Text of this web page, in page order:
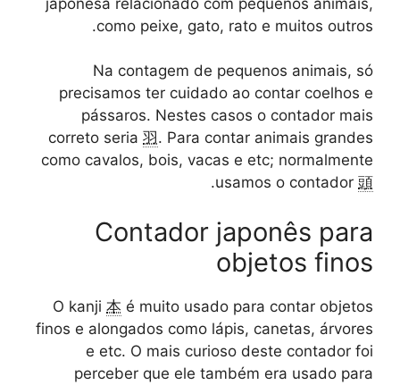
como peixe, gato, rato e muitos outros.
Na contagem de pequenos animais, só
precisamos ter cuidado ao contar coelhos e
pássaros. Nestes casos o contador mais
correto seria羽 . Para contar animais grandes
como cavalos, bois, vacas e etc; normalmente
usamos o contador頭
.
Contador japonês para
objetos finos
O kanji本é muito usado para contar objetos
finos e alongados como lápis, canetas, árvores
e etc. O mais curioso deste contador foi
perceber que ele também era usado para